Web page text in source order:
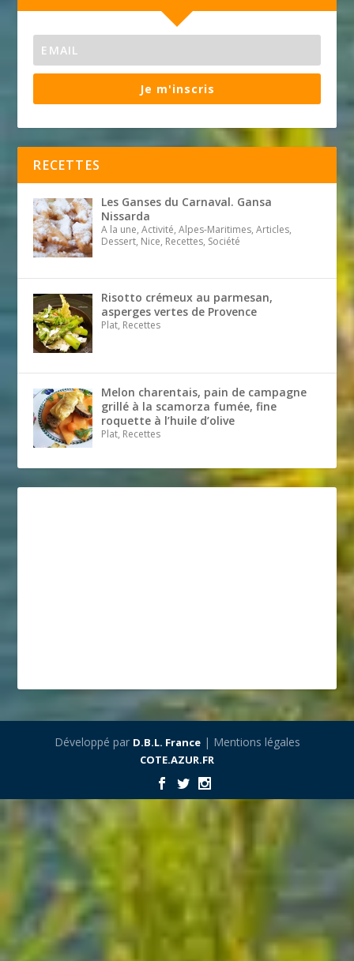
Je m'inscris
RECETTES
Les Ganses du Carnaval. Gansa
Nissarda
A la une, Activité, Alpes-Maritimes, Articles,
Dessert, Nice, Recettes, Société
Risotto crémeux au parmesan,
asperges vertes de Provence
Plat, Recettes
Melon charentais, pain de campagne
grillé à la scamorza fumée, fine
roquette à l’huile d’olive
Plat, Recettes
Développé par D.B.L. France| Mentions légales
COTE.AZUR.FR